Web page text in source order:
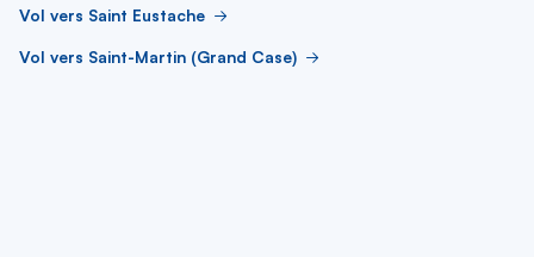
Vol vers Saint Eustache
Vol vers Saint-Martin (Grand Case)